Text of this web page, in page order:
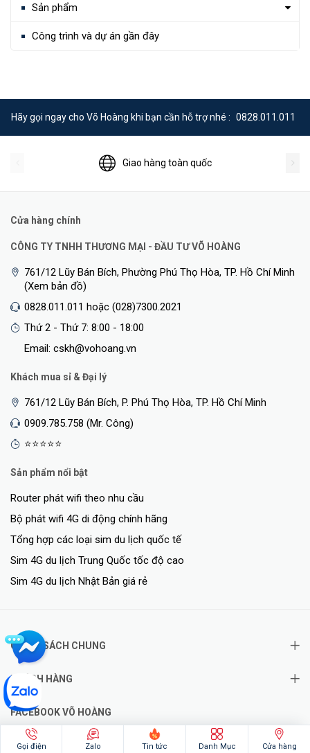
Sản phẩm
Công trình và dự án gần đây
Hãy gọi ngay cho Võ Hoàng khi bạn cần hỗ trợ nhé : 0828.011.011
Giao hàng toàn quốc
Cửa hàng chính
CÔNG TY TNHH THƯƠNG MẠI - ĐẦU TƯ VÕ HOÀNG
761/12 Lũy Bán Bích, Phường Phú Thọ Hòa, TP. Hồ Chí Minh
(Xem bản đồ)
0828.011.011 hoặc (028)7300.2021
Thứ 2 - Thứ 7: 8:00 - 18:00
Email: cskh@vohoang.vn
Khách mua sỉ & Đại lý
761/12 Lũy Bán Bích, P. Phú Thọ Hòa, TP. Hồ Chí Minh
0909.785.758 (Mr. Công)
⭐⭐⭐⭐⭐
Sản phẩm nổi bật
Router phát wifi theo nhu cầu
Bộ phát wifi 4G di động chính hãng
Tổng hợp các loại sim du lịch quốc tế
Sim 4G du lịch Trung Quốc tốc độ cao
Sim 4G du lịch Nhật Bản giá rẻ
CHÍNH SÁCH CHUNG
KHÁCH HÀNG
FACEBOOK VÕ HOÀNG
Gọi điện Zalo Tin tức Danh Mục Cửa hàng